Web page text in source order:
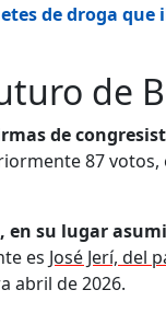
de droga
de
de
87 votos,
en su lugar
es José Jerí, del
abril de 2026.